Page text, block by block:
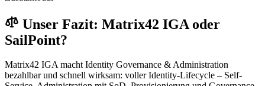
Unser Fazit: Matrix42 IGA oder
SailPoint?
Matrix42 IGA macht Identity Governance & Administration
bezahlbar und schnell wirksam: voller Identity-Lifecycle – Self-